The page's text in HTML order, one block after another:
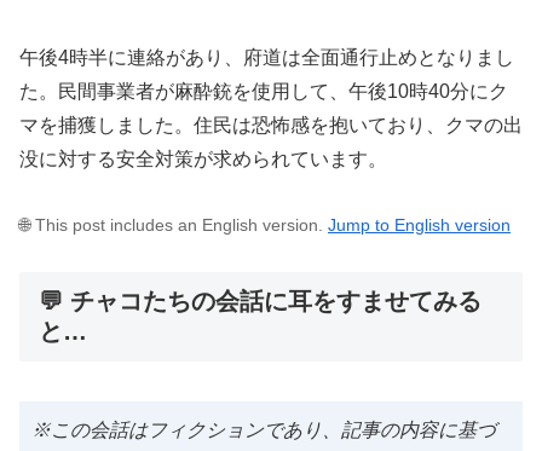
午後4時半に連絡があり、府道は全面通行止めとなりまし
た。民間事業者が麻酔銃を使用して、午後10時40分にク
マを捕獲しました。住民は恐怖感を抱いており、クマの出
没に対する安全対策が求められています。
🌐 This post includes an English version. Jump to English version
💬 チャコたちの会話に耳をすませてみる
と…
※この会話はフィクションであり、記事の内容に基づ